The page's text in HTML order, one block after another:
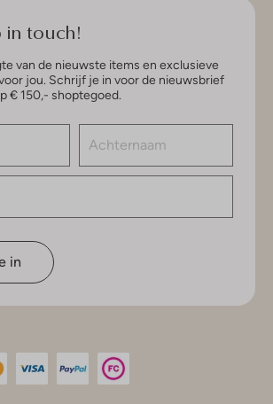
in touch!
van de nieuwste items en exclusieve
jou. Schrijf je in voor de nieuwsbrief
€ 150,- shoptegoed.
in